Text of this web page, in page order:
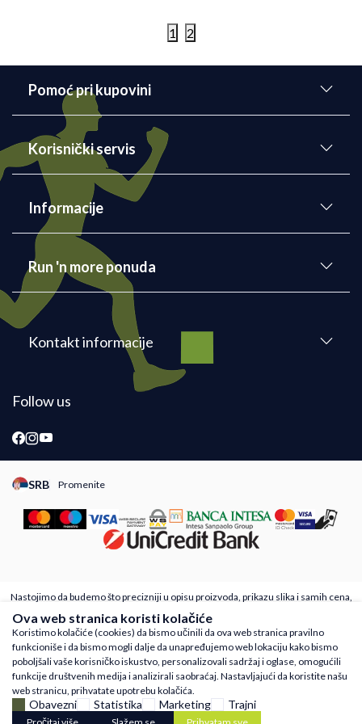
1 2
Pomoć pri kupovini
Korisnički servis
Informacije
Run 'n more ponuda
Kontakt informacije
Follow us
SRB Promenite
Promeni instancu sajta, posetite sajtove za druge zemlje
Nastojimo da budemo što precizniji u opisu proizvoda, prikazu slika i samih cena,
ali ne možemo garantovati da su sve informacije kompletne i bez grešaka. Svi
artikli prikazani na sajtu su deo naše ponude i ne podrazumeva da su dostupni u
svakom trenutku. Raspoloživost robe možete proveriti besplatnim pozivom Call
Centra na 011 4221410
©2026
www.runnmore.com Powered byNB SOFT Sva prava zadržana.
Ova web stranica koristi kolačiće
Koristimo kolačiće (cookies) da bismo učinili da ova web stranica pravilno
funkcioniše i da bismo mogli dalje da unapređujemo web lokaciju kako bismo
poboljšali vaše korisničko iskustvo, personalizovali sadržaj i oglase, omogućili
funkcije društvenih medija i analizirali saobraćaj. Nastavljajući da koristite našu
web stranicu, prihvatate upotrebu kolačića.
Obavezni Statistika Marketing Trajni